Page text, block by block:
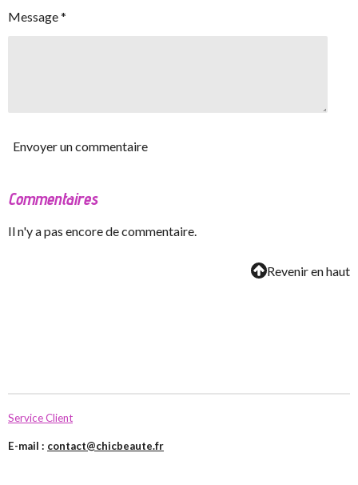
Message *
Envoyer un commentaire
Commentaires
Il n'y a pas encore de commentaire.
Revenir en haut
Service Client
E-mail : contact@chicbeaute.fr